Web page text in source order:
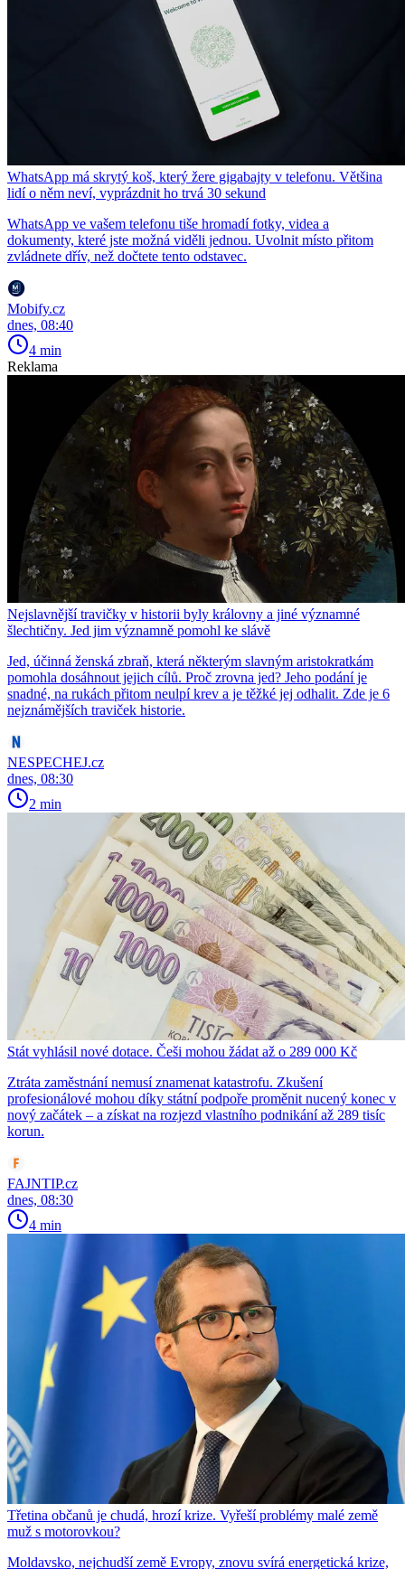
WhatsApp má skrytý koš, který žere gigabajty v telefonu. Většina
lidí o něm neví, vyprázdnit ho trvá 30 sekund
WhatsApp ve vašem telefonu tiše hromadí fotky, videa a
dokumenty, které jste možná viděli jednou. Uvolnit místo přitom
zvládnete dřív, než dočtete tento odstavec.
Mobify.cz
dnes, 08:40
4 min
Reklama
Nejslavnější travičky v historii byly královny a jiné významné
šlechtičny. Jed jim významně pomohl ke slávě
Jed, účinná ženská zbraň, která některým slavným aristokratkám
pomohla dosáhnout jejich cílů. Proč zrovna jed? Jeho podání je
snadné, na rukách přitom neulpí krev a je těžké jej odhalit. Zde je 6
nejznámějších traviček historie.
NESPECHEJ.cz
dnes, 08:30
2 min
Stát vyhlásil nové dotace. Češi mohou žádat až o 289 000 Kč
Ztráta zaměstnání nemusí znamenat katastrofu. Zkušení
profesionálové mohou díky státní podpoře proměnit nucený konec v
nový začátek – a získat na rozjezd vlastního podnikání až 289 tisíc
korun.
FAJNTIP.cz
dnes, 08:30
4 min
Třetina občanů je chudá, hrozí krize. Vyřeší problémy malé země
muž s motorovkou?
Moldavsko, nejchudší země Evropy, znovu svírá energetická krize,